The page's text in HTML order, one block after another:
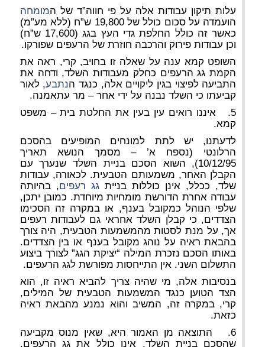
עלות תיקון עבודות אלה על פי חווה”ד של המומחה
הועמדה על סכום כולל של 19,800 ש”ח (ללא מע”מ)
כאשר זה כולל החלפת גדי העץ בגג (17,600 ש”ח)
וכן עבודות פירוק והרכבה חוזרת של הרעפים שפורקו.
השופט קמא ענה על שאלה זו בחויב, קרי, ראה את
הקמת גג הרעפים כחלק מעבודות השלד, ודחה את
התביעה לפיצוי בגין ליקויים אלה, כנגד הנתבע, לאור
קביעתו כי השלד נבנה על ידי אחר – מר עתאמנה.
5. איננו רואים עין בעין את החלטת בית – משפט
קמא.
לדעתנו, יש לתת למונחים המופיעים בהסכם
הרלונטי (נספח א’ – מסמך הנושא תאריך
10/12/95), השוא הסכם בניית השלד שנערך עם
הקבלן האחר, משמעותם הטבעית. לכאורה, עבודות
שלד, ככלל, אינן כוללות בנייתגג רעפים, בהיותה
עבודה אחרת הדורשת מומחיות מיוחדת. כמובן יתכן,
שלפי הנוהל כמקובל בענף, או במקרה זה הסכימו
הצדדים, כי קבלן השלד אחראי גם לעבודות רעפים
אך, על מנת לסטות מהמשמעות הטבעית, היה צורך
בהבאת ראיה על נוהג מקובל בענף או בין הצדדים.
באותו הסכם נזכרת המילה “יציקת הגג” לצורך ביצוע
התשלום השני. אין התייחסות מפורשת לגג הרעפים.
בנסיבות אלה, מי שהיה צריך להביא ראיה זו, הוא
הצד הטוען כנגד המשמעות הטבעית של המילים,
קרי, במקרה זה, המשיב והוא נמנע מהבאת ראיה
כזאת.
6. התוצאה מן האמור היא, שאין מנוס מקביעה
שהסכם בניית השלד, אינו כולל את גג הרעפים,